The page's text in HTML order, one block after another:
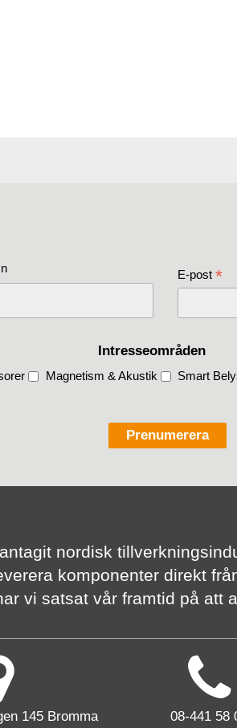
E-post *
Intresseområden
Magnetism & Akustik Smart
nordisk
komponenter direkt
vi satsat vår framtid på att
145 Bromma 08-441 58